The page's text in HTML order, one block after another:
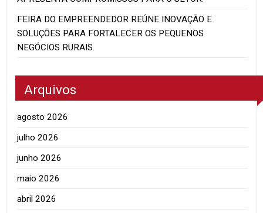
FEIRA DO EMPREENDEDOR REÚNE INOVAÇÃO E
SOLUÇÕES PARA FORTALECER OS PEQUENOS
NEGÓCIOS RURAIS.
Arquivos
agosto 2026
julho 2026
junho 2026
maio 2026
abril 2026